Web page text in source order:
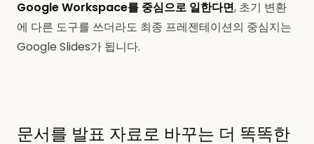
Google Workspace를 중심으로 일한다면, 초기 변환
에 다른 도구를 쓰더라도 최종 프레젠테이션의 중심지는
Google Slides가 됩니다.
문서를 발표 자료로 바꾸는 더 똑똑한